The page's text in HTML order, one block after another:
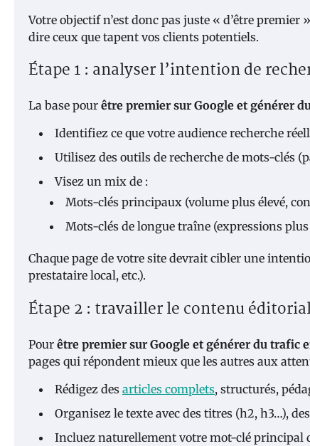
Votre objectif n’est donc pas juste « d’être premier
dire ceux que tapent vos clients potentiels.
Étape 1 : analyser l’intention de
La base pour être premier sur Google et générer
Identifiez ce que votre audience recherche
Utilisez des outils de recherche de mots-clés
Visez un mix de :
Mots-clés principaux (volume plus élevé,
Mots-clés de longue traîne (expressions
Chaque page de votre site devrait cibler une
prestataire local, etc.).
Étape 2 : travailler le contenu
Pour être premier sur Google et générer du trafic
pages qui répondent mieux que les autres aux
Rédigez des articles complets, structurés,
Organisez le texte avec des titres (h2, h3…),
Incluez naturellement votre mot-clé principal